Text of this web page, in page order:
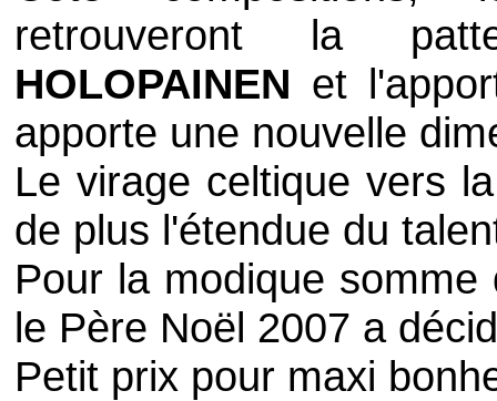
retrouveront la
HOLOPAINEN et
apporte une nouvelle
Le virage celtique vers
de plus l'étendue du
Pour la modique
le Père Noël 2007 a
Petit prix pour maxi